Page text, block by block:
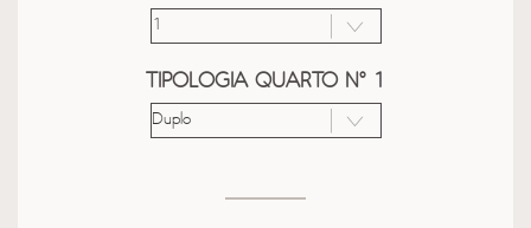
TIPOLOGIA QUARTO Nº 1